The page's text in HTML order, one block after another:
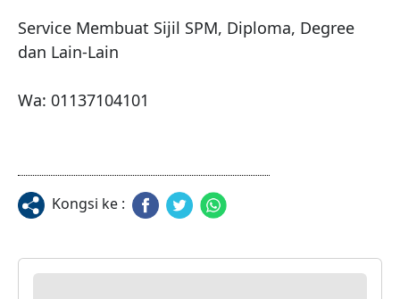
Service Membuat Sijil SPM, Diploma, Degree
dan Lain-Lain
Wa: 01137104101
Kongsi ke :